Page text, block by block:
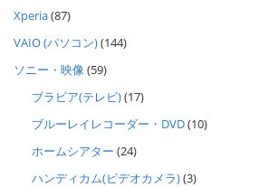
Xperia(87)
VAIO (パソコン)(144)
ソニー・映像 (59)
ブラビア(テレビ)(17)
ブルーレイレコーダー・DVD(10)
ホームシアター (24)
ハンディカム(ビデオカメラ)(3)